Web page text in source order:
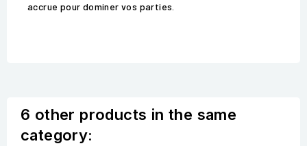
accrue pour dominer vos parties.
6 other products in the same
category: